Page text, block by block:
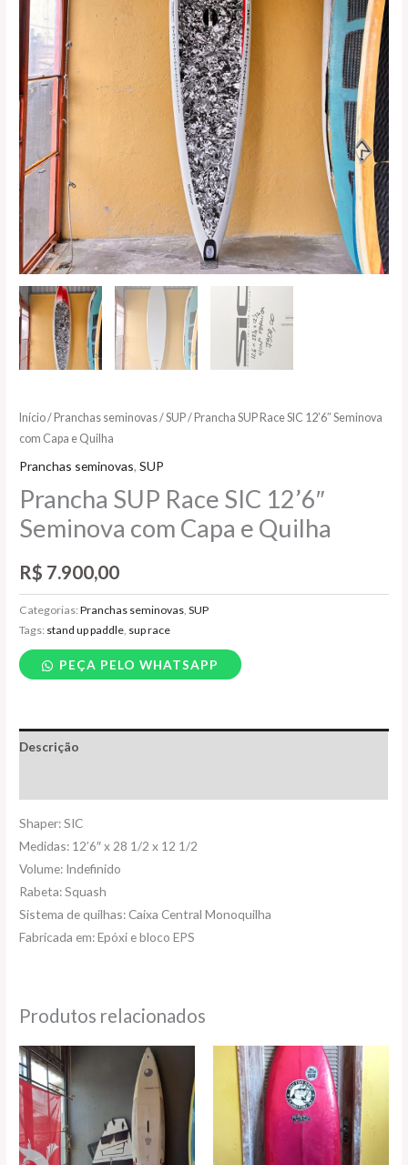
Início/Pranchas seminovas/SUP/ Prancha SUP Race SIC 12’6″ Seminova
com Capa e Quilha
Pranchas seminovas,SUP
Prancha SUP Race SIC 12’6″
Seminova com Capa e Quilha
R$ 7.900,00
Categorias:Pranchas seminovas ,SUP
Tags: stand up paddle sup race
PEÇA PELO WHATSAPP
Descrição
Shaper: SIC
Medidas: 12’6″ x 28 1/2 x 12 1/2
Volume: Indefinido
Rabeta: Squash
Sistema de quilhas: Caixa Central Monoquilha
Fabricada em: Epóxi e bloco EPS
Produtos relacionados